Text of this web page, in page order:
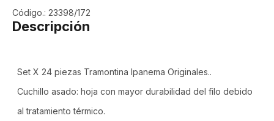
Código.: 23398/172
Descripción
Set X 24 piezas Tramontina Ipanema Originales..
Cuchillo asado: hoja con mayor durabilidad del filo debido
al tratamiento térmico.